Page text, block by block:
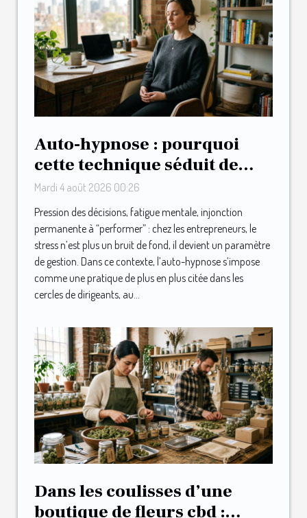
Auto-hypnose : pourquoi
cette technique séduit de
plus en plus
d’entrepreneurs
Mardi 4 août 2026 00:26
Pression des décisions, fatigue mentale, injonction
permanente à “performer” : chez les entrepreneurs, le
stress n’est plus un bruit de fond, il devient un paramètre
de gestion. Dans ce contexte, l’auto-hypnose s’impose
comme une pratique de plus en plus citée dans les
cercles de dirigeants, au...
Dans les coulisses d’une
boutique de fleurs cbd :